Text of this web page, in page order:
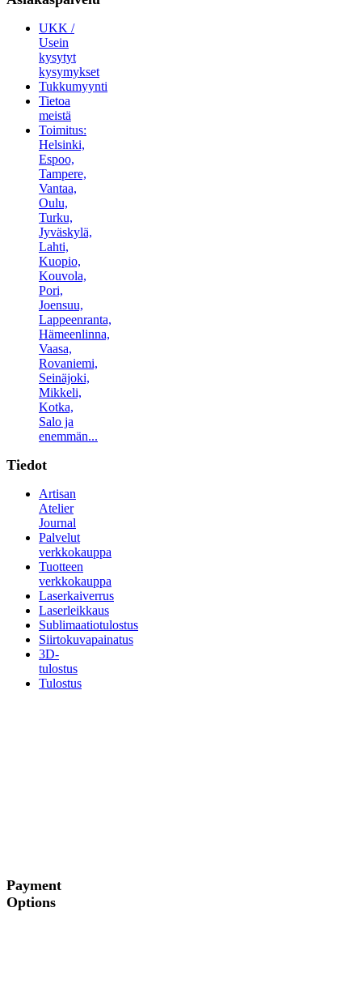
UKK /
Usein
kysytyt
kysymykset
Tukkumyynti
Tietoa
meistä
Toimitus:
Helsinki,
Espoo,
Tampere,
Vantaa,
Oulu,
Turku,
Jyväskylä,
Lahti,
Kuopio,
Kouvola,
Pori,
Joensuu,
Lappeenranta,
Hämeenlinna,
Vaasa,
Rovaniemi,
Seinäjoki,
Mikkeli,
Kotka,
Salo ja
enemmän...
Tiedot
Artisan
Atelier
Journal
Palvelut
verkkokauppa
Tuotteen
verkkokauppa
Laserkaiverrus
Laserleikkaus
Sublimaatiotulostus
Siirtokuvapainatus
3D-
tulostus
Tulostus
Payment
Options